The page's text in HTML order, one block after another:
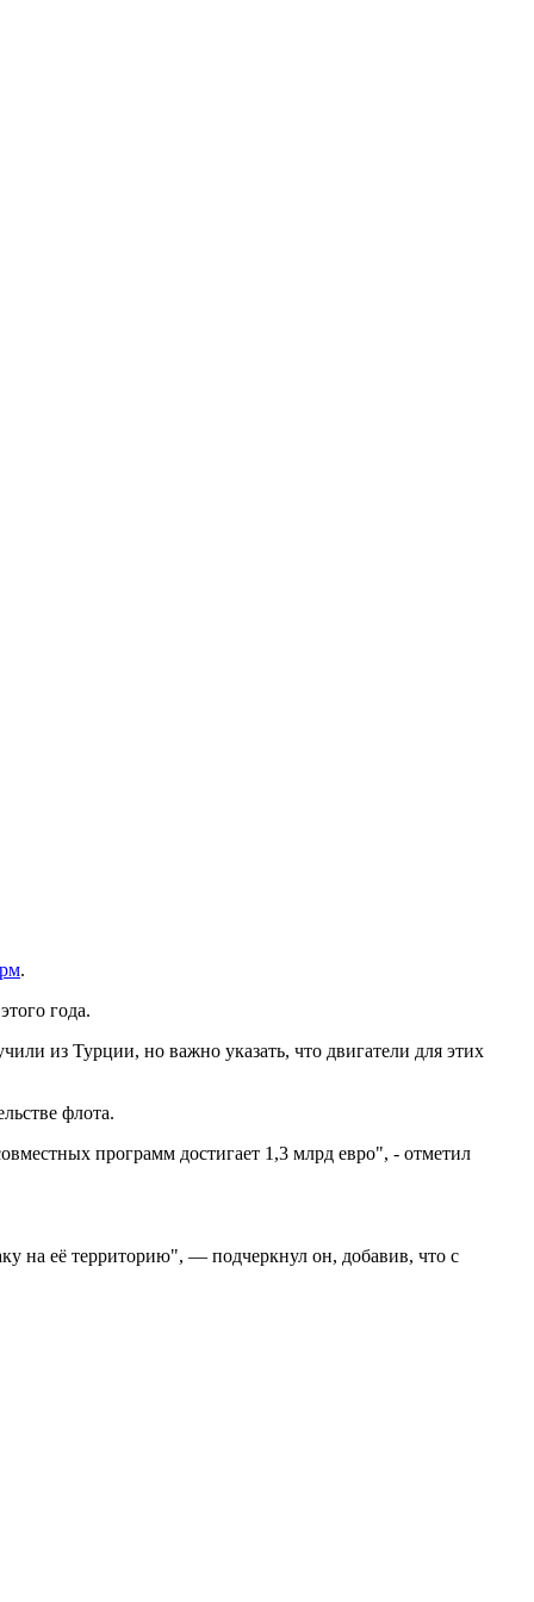
.
года.
из Турции, но важно указать, что двигатели для этих
флота.
программ достигает 1,3 млрд евро", - отметил
на её территорию", — подчеркнул он, добавив, что с